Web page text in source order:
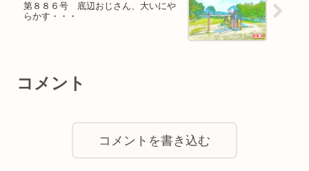
第８８６号 底辺おじさん、大いにや
らかす・・・
コメント
コメントを書き込む